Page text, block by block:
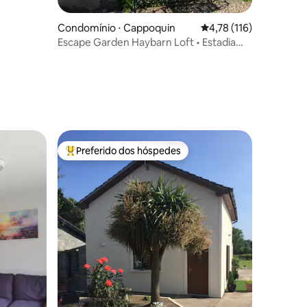
Condomínio ⋅ Cappoquin 4,78 de uma avaliação
4,78 (116)
Escape Garden Haybarn Loft • Estadia
hóspedes Entre os melhores preferidos dos hóspedes
Preferido dos hóspedes